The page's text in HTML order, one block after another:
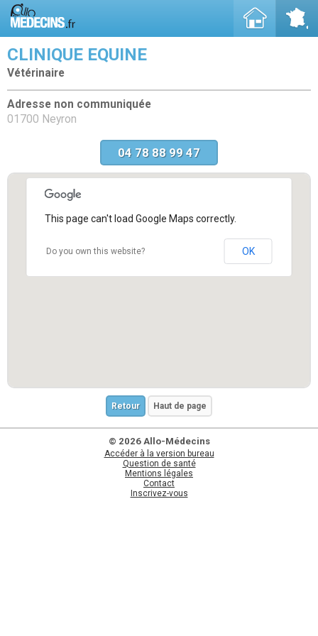
CLINIQUE EQUINE
Vétérinaire
Adresse non communiquée
01700 Neyron
04 78 88 99 47
This page can't load Google Maps correctly.
Do you own this website? OK
Retour Haut de page
© 2026 Allo-Médecins
Accéder à la version bureau
Question de santé
Mentions légales
Contact
Inscrivez-vous